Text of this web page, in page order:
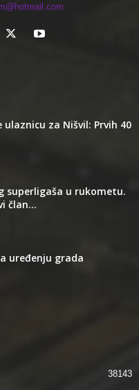
za Nišvil: Prvih 40
superligaša u rukometu.
član...
uređenju grada
38143